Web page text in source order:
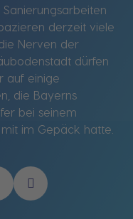
derzeit viele
Nerven der
dürfen
auf einige
die Bayerns
bei seinem
im Gepäck hatte.